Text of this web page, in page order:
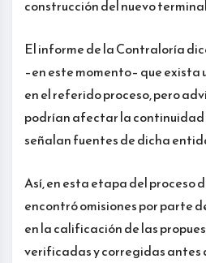
construcción del nuevo
El informe de la Contraloría
–en este momento– que exista
en el referido proceso, pero
podrían afectar la continuidad
señalan fuentes de dicha
Así, en esta etapa del proceso
encontró omisiones por parte
en la calificación de las
verificadas y corregidas antes